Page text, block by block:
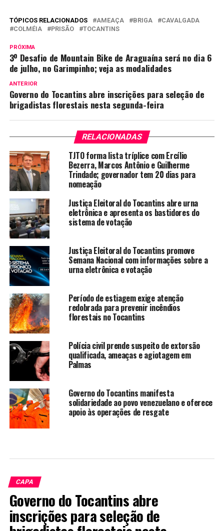
TÓPICOS RELACIONADOS AMEAÇA BRIGA
CAVALGADA
COLMÉIA
PRISÃO TOCANTINS
PRÓXIMA
3º Desafio de Mountain Bike de Araguaína será no dia 6
de julho, no Garimpinho; veja as modalidades
ANTERIOR
Governo do Tocantins abre inscrições para seleção de
brigadistas florestais nesta segunda-feira
RELACIONADAS
TJTO forma lista tríplice com Ercílio
Bezerra, Marcos Antônio e Guilherme
Trindade; governador tem 20 dias para
nomeação
Justiça Eleitoral do Tocantins abre urna
eletrônica e apresenta os bastidores do
sistema de votação
Justiça Eleitoral do Tocantins promove
Semana Nacional com informações sobre a
urna eletrônica e votação
Período de estiagem exige atenção
redobrada para prevenir incêndios
florestais no Tocantins
Polícia civil prende suspeito de extorsão
qualificada, ameaças e agiotagem em
Palmas
Governo do Tocantins manifesta
solidariedade ao povo venezuelano e oferece
apoio às operações de resgate
CAPA
Governo do Tocantins abre
inscrições para seleção de